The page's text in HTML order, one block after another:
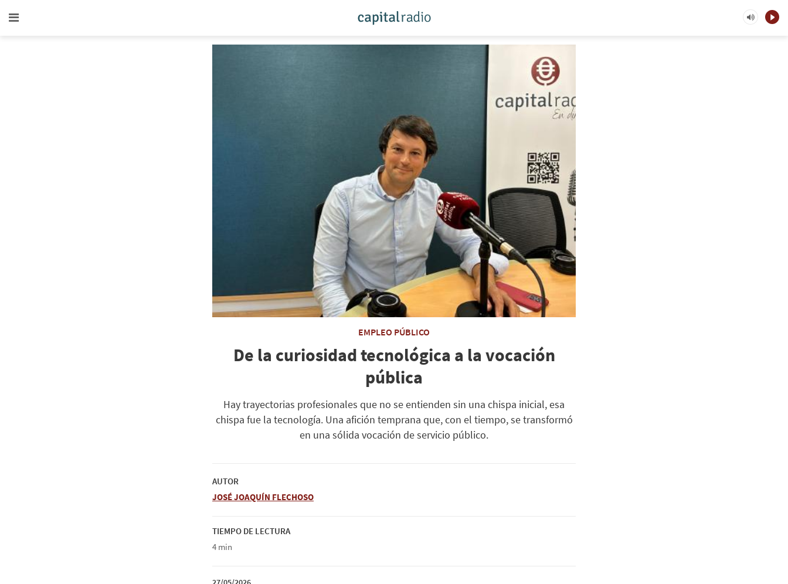
EMPLEO PÚBLICO
De la curiosidad tecnológica a la vocación
pública
Hay trayectorias profesionales que no se entienden sin una chispa inicial, esa
chispa fue la tecnología. Una afición temprana que, con el tiempo, se transformó
en una sólida vocación de servicio público.
AUTOR
JOSÉ JOAQUÍN FLECHOSO
TIEMPO DE LECTURA
4 min